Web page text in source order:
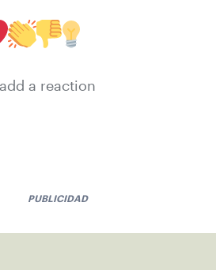
a reaction
PUBLICIDAD